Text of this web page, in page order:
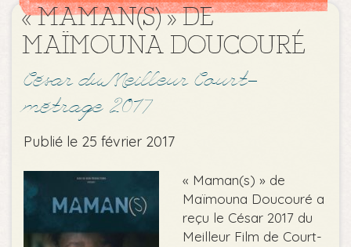
« MAMAN(S) » DE
MAÏMOUNA DOUCOURÉ
César du Meilleur Court-
métrage 2017
Publié le 25 février 2017
« Maman(s) » de
Maïmouna Doucouré a
reçu le César 2017 du
Meilleur Film de Court-